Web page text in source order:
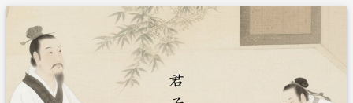
正文
2.1.
中西方对玉的认知差异
2.2.
玉与君子品格的契合
2.3. 古代用玉的核心意义